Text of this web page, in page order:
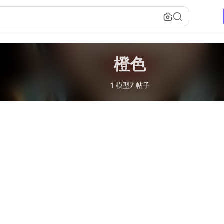
橙色
1 模型7 帖子